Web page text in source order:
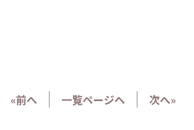
«前へ 一覧ページへ 次へ»